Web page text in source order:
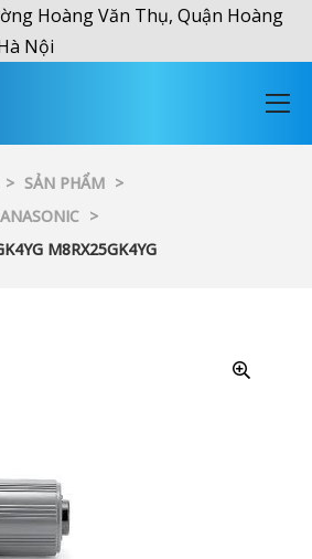
Hoàng Văn Thụ, Quận Hoàng
Nội
> SẢN PHẨM >
>
M8RX25GK4YG